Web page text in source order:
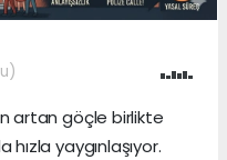
artan göçle birlikte
yaygınlaşıyor.